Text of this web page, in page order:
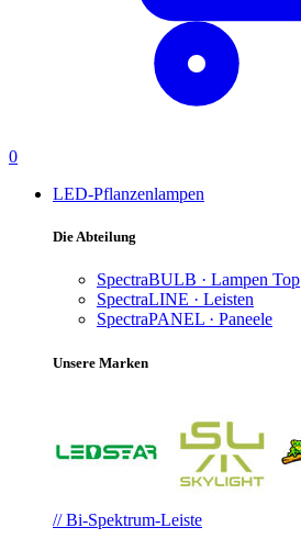
0
LED-Pflanzenlampen
Die Abteilung
SpectraBULB · Lampen Top
SpectraLINE · Leisten
SpectraPANEL · Paneele
Unsere Marken
// Bi-Spektrum-Leiste